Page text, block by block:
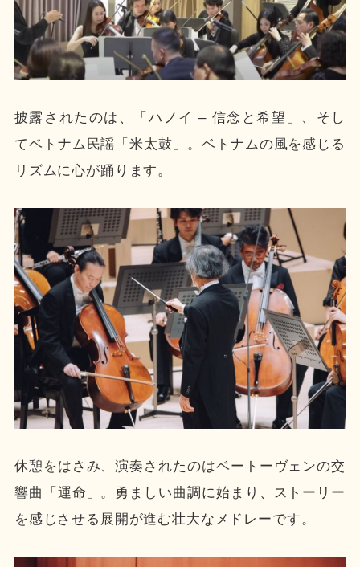
披露されたのは、「ハノイ – 信念と希望」、そし
てベトナム民謡「米太鼓」。ベトナムの風を感じる
リズムに心が踊ります。
休憩をはさみ、演奏されたのはベートーヴェンの交
響曲「運命」。勇ましい曲調に始まり、ストーリー
を感じさせる展開が進む壮大なメドレーです。